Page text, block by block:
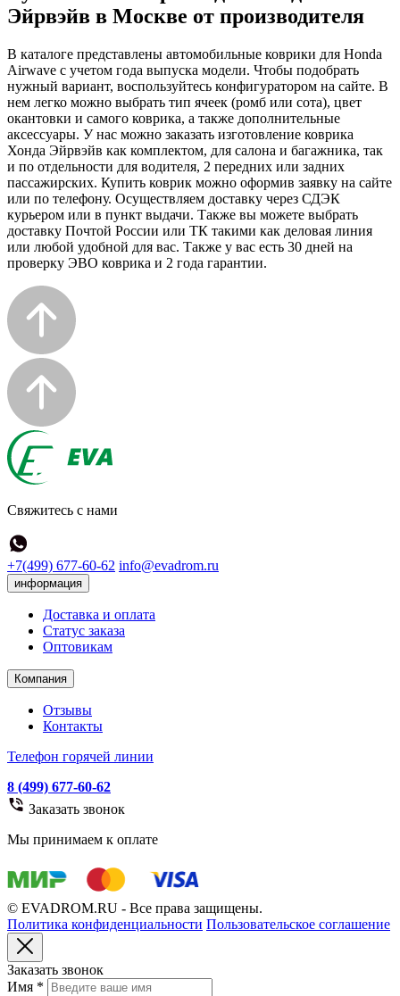
Эйрвэйв в Москве от производителя
В каталоге представлены автомобильные коврики для Honda
Airwave с учетом года выпуска модели. Чтобы подобрать
нужный вариант, воспользуйтесь конфигуратором на сайте. В
нем легко можно выбрать тип ячеек (ромб или сота), цвет
окантовки и самого коврика, а также дополнительные
аксессуары. У нас можно заказать изготовление коврика
Хонда Эйрвэйв как комплектом, для салона и багажника, так
и по отдельности для водителя, 2 передних или задних
пассажирских. Купить коврик можно оформив заявку на сайте
или по телефону. Осуществляем доставку через СДЭК
курьером или в пункт выдачи. Также вы можете выбрать
доставку Почтой России или ТК такими как деловая линия
или любой удобной для вас. Также у вас есть 30 дней на
проверку ЭВО коврика и 2 года гарантии.
Свяжитесь с нами
+7(499) 677-60-62 info@evadrom.ru
информация
Доставка и оплата
Статус заказа
Оптовикам
Компания
Отзывы
Контакты
Телефон горячей линии
8 (499) 677-60-62
Заказать звонок
Мы принимаем к оплате
© EVADROM.RU - Все права защищены.
Политика конфиденциальности Пользовательское соглашение
Заказать звонок
Имя *